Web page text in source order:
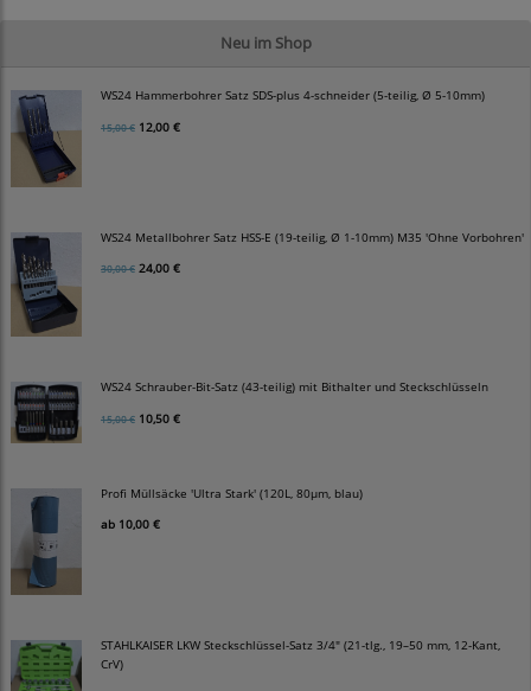
Neu im Shop
WS24 Hammerbohrer Satz SDS-plus 4-schneider (5-teilig, Ø 5-10mm)
15,00 € 12,00 €
WS24 Metallbohrer Satz HSS-E (19-teilig, Ø 1-10mm) M35 'Ohne Vorbohren'
30,00 € 24,00 €
WS24 Schrauber-Bit-Satz (43-teilig) mit Bithalter und Steckschlüsseln
15,00 € 10,50 €
Profi Müllsäcke 'Ultra Stark' (120L, 80µm, blau)
ab 10,00 €
STAHLKAISER LKW Steckschlüssel-Satz 3/4" (21-tlg., 19–50 mm, 12-Kant,
CrV)